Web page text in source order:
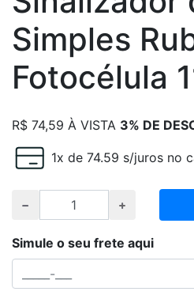
Simples
Fotocélula
R$ 74,59 À VISTA 3% DE
1x de 74.59 s/juros no
Simule o seu frete aqui